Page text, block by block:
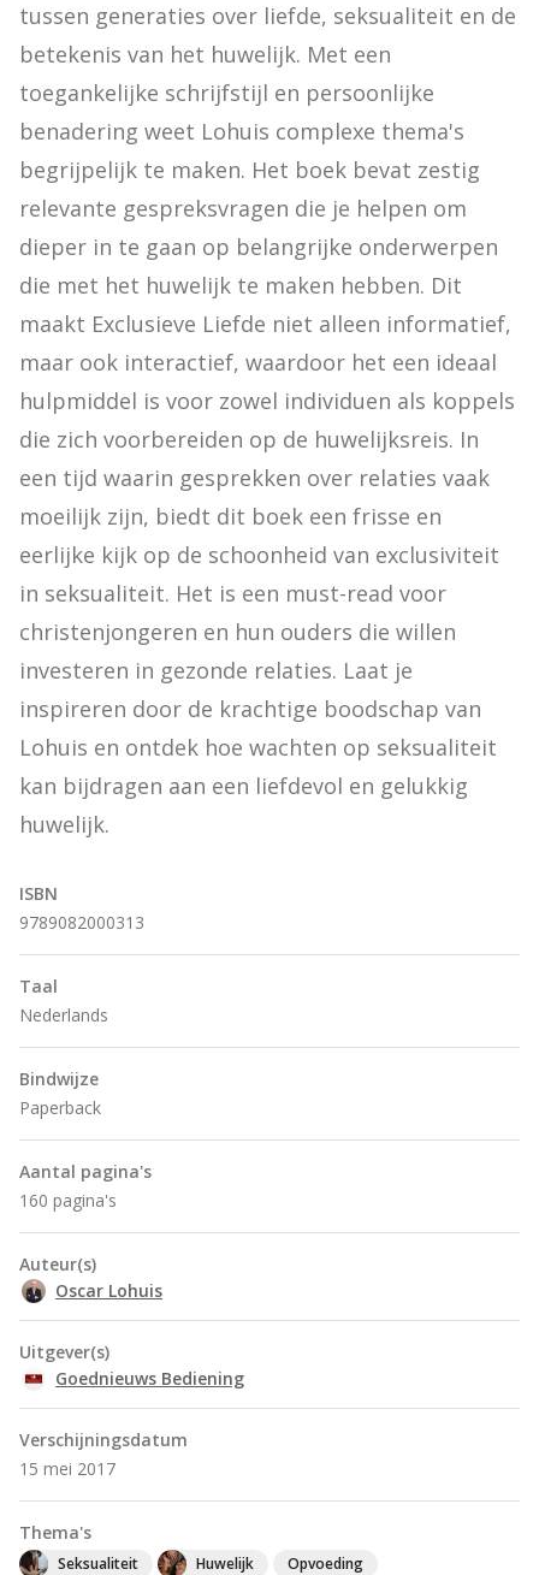
tussen generaties over liefde, seksualiteit en de
betekenis van het huwelijk. Met een
toegankelijke schrijfstijl en persoonlijke
benadering weet Lohuis complexe thema's
begrijpelijk te maken. Het boek bevat zestig
relevante gespreksvragen die je helpen om
dieper in te gaan op belangrijke onderwerpen
die met het huwelijk te maken hebben. Dit
maakt Exclusieve Liefde niet alleen informatief,
maar ook interactief, waardoor het een ideaal
hulpmiddel is voor zowel individuen als koppels
die zich voorbereiden op de huwelijksreis. In
een tijd waarin gesprekken over relaties vaak
moeilijk zijn, biedt dit boek een frisse en
eerlijke kijk op de schoonheid van exclusiviteit
in seksualiteit. Het is een must-read voor
christenjongeren en hun ouders die willen
investeren in gezonde relaties. Laat je
inspireren door de krachtige boodschap van
Lohuis en ontdek hoe wachten op seksualiteit
kan bijdragen aan een liefdevol en gelukkig
huwelijk.
ISBN
9789082000313
Taal
Nederlands
Bindwijze
Paperback
Aantal pagina's
160 pagina's
Auteur(s)
Oscar Lohuis
Uitgever(s)
Goednieuws Bediening
Verschijningsdatum
15 mei 2017
Thema's
Seksualiteit Huwelijk Opvoeding